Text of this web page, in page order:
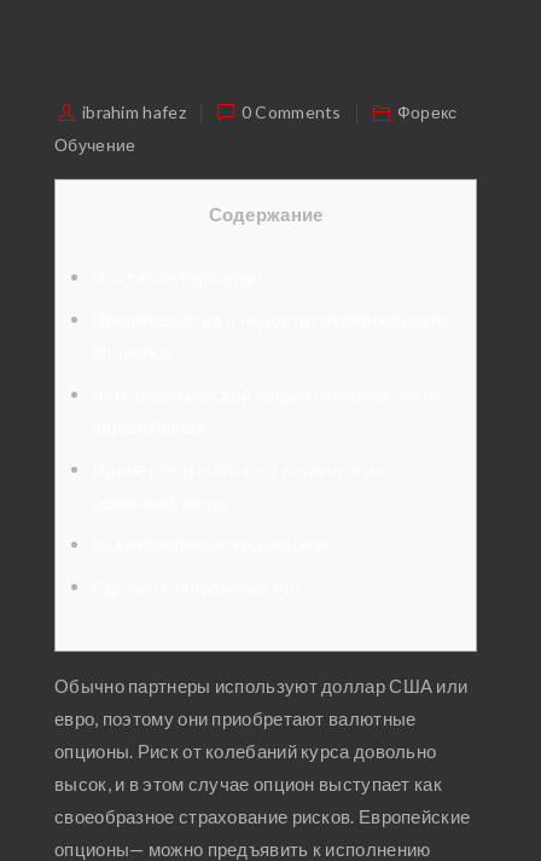
ibrahim hafez 0 Comments
Форекс
Обучение
Содержание
Обычно партнеры используют доллар США или
евро, поэтому они приобретают валютные
опционы. Риск от колебаний курса довольно
высок, и в этом случае опцион выступает как
своеобразное страхование рисков. Европейские
опционы— можно предъявить к исполнению